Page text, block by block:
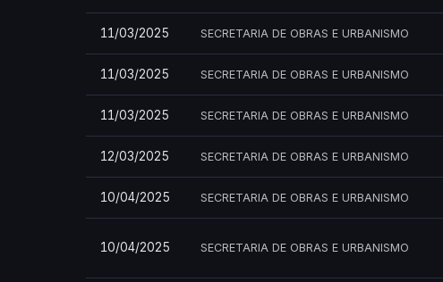
11/03/2025 SECRETARIA DE OBRAS E URBANISMO
11/03/2025 SECRETARIA DE OBRAS E URBANISMO
11/03/2025 SECRETARIA DE OBRAS E URBANISMO
12/03/2025 SECRETARIA DE OBRAS E URBANISMO
10/04/2025 SECRETARIA DE OBRAS E URBANISMO
10/04/2025 SECRETARIA DE OBRAS E URBANISMO